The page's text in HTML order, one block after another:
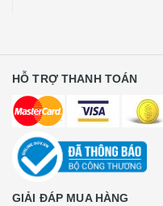
HỖ TRỢ THANH TOÁN
GIẢI ĐÁP MUA HÀNG